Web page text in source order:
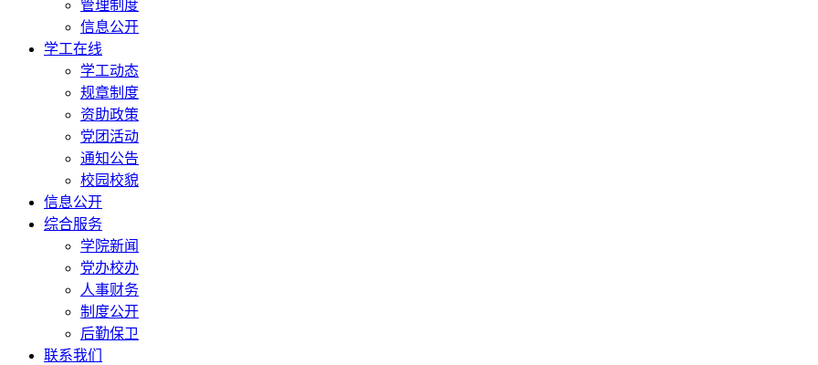
管理制度
信息公开
学工在线
学工动态
规章制度
资助政策
党团活动
通知公告
校园校貌
信息公开
综合服务
学院新闻
党办校办
人事财务
制度公开
后勤保卫
联系我们